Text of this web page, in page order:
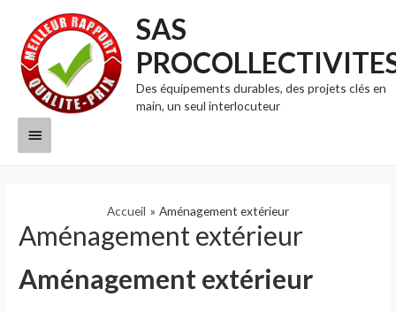
SAS
Des équipements durables, des projets clés en
main, un seul interlocuteur
Menu
Accueil Aménagement extérieur
Aménagement extérieur
Aménagement extérieur